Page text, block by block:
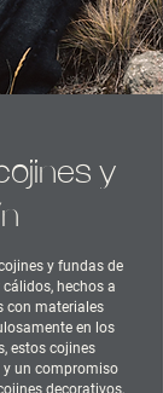
y
y fundas de
hechos a
con materiales
en los
estos cojines
un compromiso